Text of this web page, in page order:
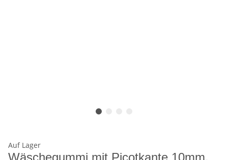
Auf Lager
Wäschegummi mit Picotkante 10mm,